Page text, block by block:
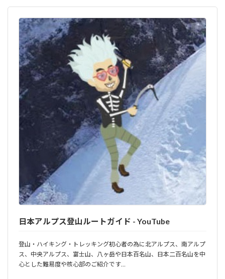
日本アルプス登山ルートガイド - YouTube
登山・ハイキング・トレッキング初心者の為に北アルプス、南アルプ
ス、中央アルプス、富士山、八ヶ岳や日本百名山、日本二百名山を中
心とした難易度や核心部のご紹介です…